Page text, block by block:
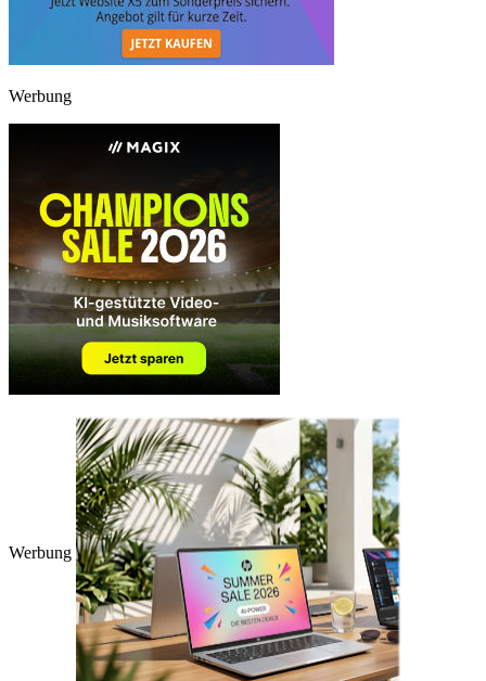
Werbung
Werbung